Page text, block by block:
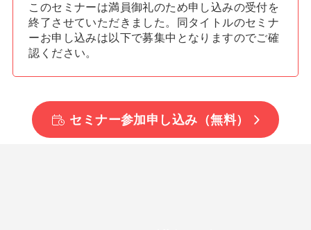
このセミナーは満員御礼のため申し込みの受付を
終了させていただきました。同タイトルのセミナ
ーお申し込みは以下で募集中となりますのでご確
認ください。
セミナー参加申し込み（無料）